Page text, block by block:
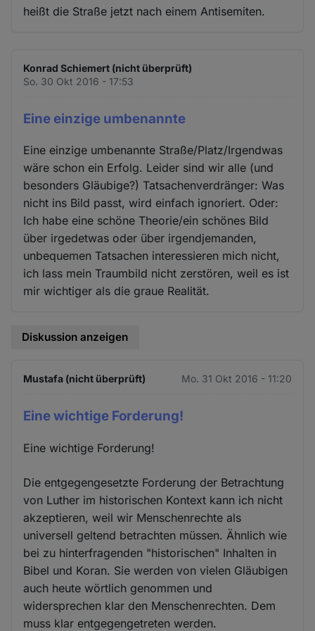
heißt die Straße jetzt nach einem Antisemiten.
Konrad Schiemert (nicht überprüft)
So. 30 Okt 2016 - 17:53
Eine einzige umbenannte
Eine einzige umbenannte Straße/Platz/Irgendwas
wäre schon ein Erfolg. Leider sind wir alle (und
besonders Gläubige?) Tatsachenverdränger: Was
nicht ins Bild passt, wird einfach ignoriert. Oder:
Ich habe eine schöne Theorie/ein schönes Bild
über irgedetwas oder über irgendjemanden,
unbequemen Tatsachen interessieren mich nicht,
ich lass mein Traumbild nicht zerstören, weil es ist
mir wichtiger als die graue Realität.
Diskussion anzeigen
Mustafa (nicht überprüft) Mo. 31 Okt 2016 - 11:20
Eine wichtige Forderung!
Eine wichtige Forderung!
Die entgegengesetzte Forderung der Betrachtung
von Luther im historischen Kontext kann ich nicht
akzeptieren, weil wir Menschenrechte als
universell geltend betrachten müssen. Ähnlich wie
bei zu hinterfragenden "historischen" Inhalten in
Bibel und Koran. Sie werden von vielen Gläubigen
auch heute wörtlich genommen und
widersprechen klar den Menschenrechten. Dem
muss klar entgegengetreten werden.